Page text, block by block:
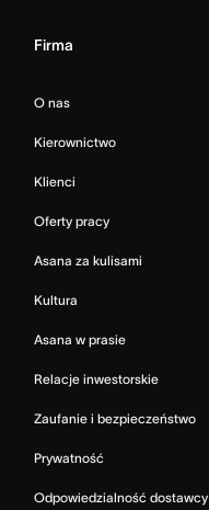
Firma
O nas
Kierownictwo
Klienci
Oferty pracy
Asana za kulisami
Kultura
Asana w prasie
Relacje inwestorskie
Zaufanie i bezpieczeństwo
Prywatność
Odpowiedzialność dostawcy